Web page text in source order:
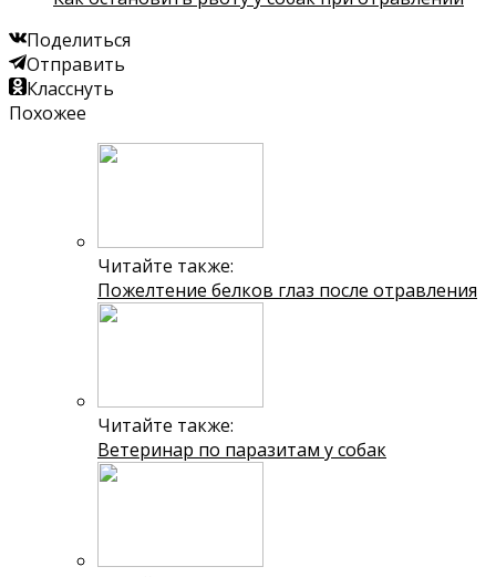
Поделиться
Отправить
Класснуть
Похожее
Читайте также:
Пожелтение белков глаз после отравления
Читайте также:
Ветеринар по паразитам у собак